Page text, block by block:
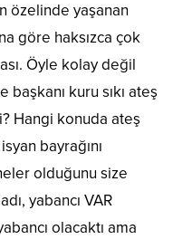
özelinde yaşanan
göre haksızca çok
Öyle kolay değil
kuru sıkı ateş
Hangi konuda ateş
bayrağını
olduğunu size
yabancı VAR
olacaktı ama